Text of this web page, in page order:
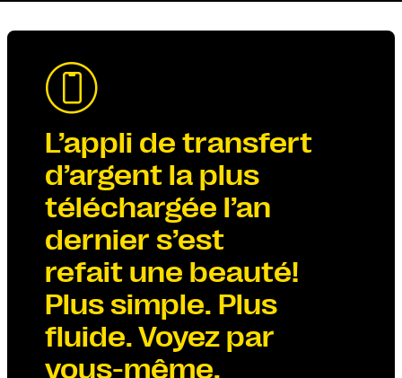
L’appli de transfert
d’argent la plus
téléchargée l’an
dernier s’est
refait une beauté!
Plus simple. Plus
fluide. Voyez par
vous-même.